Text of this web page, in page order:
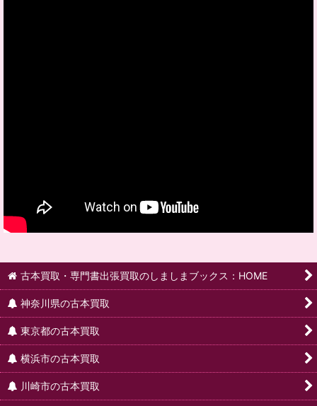
古本買取・専門書出張買取のしましまブックス：HOME
神奈川県の古本買取
東京都の古本買取
横浜市の古本買取
川崎市の古本買取